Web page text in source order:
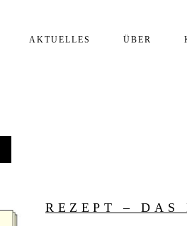
AKTUELLES ÜBER
REZEPT – DAS